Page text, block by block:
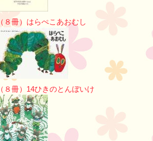
（８冊）はらぺこあおむし
（８冊）14ひきのとんぼいけ